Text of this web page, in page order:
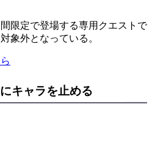
限定で登場する専用クエストで
象外となっている。
キャラを止める